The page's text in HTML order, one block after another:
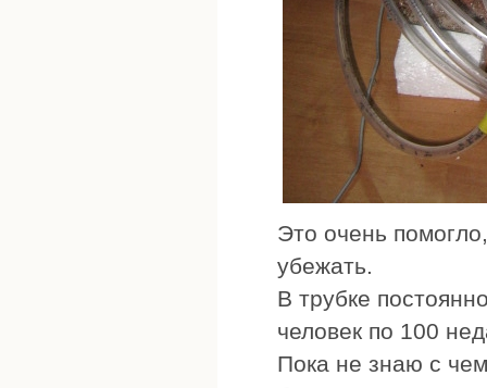
Это очень
убежать.
В трубке
человек по 100
Пока не знаю с